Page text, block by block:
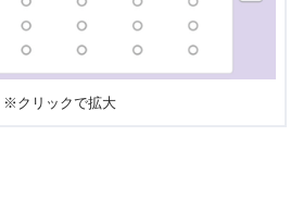
※クリックで拡大